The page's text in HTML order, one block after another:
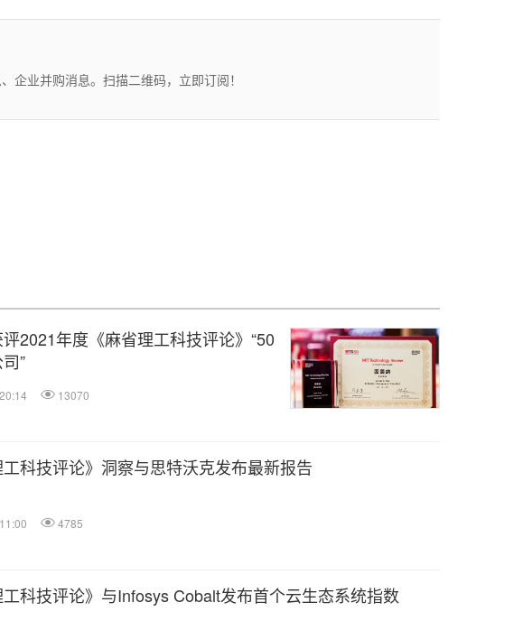
企业并购消息。扫描二维码，立即订阅！
2021年度《麻省理工科技评论》“50
”
13070
工科技评论》洞察与思特沃克发布最新报告
4785
工科技评论》与Infosys Cobalt发布首个云生态系统指数